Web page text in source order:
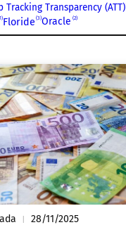
Tracking Transparency (ATT)
Floride 3 Oracle 2
| 28/11/2025